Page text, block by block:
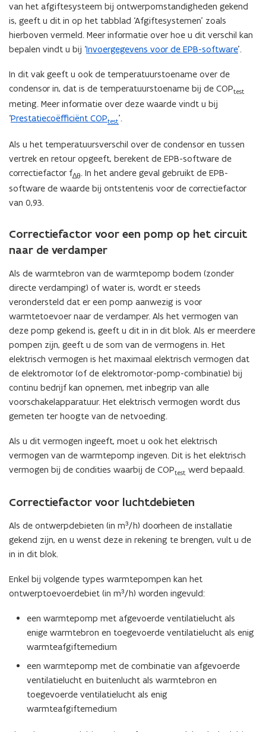
e
)
van het afgiftesysteem bij ontwerpomstandigheden gekend
is, geeft u dit in op het tabblad ‘Afgiftesystemen’ zoals
hierboven vermeld. Meer informatie over hoe u dit verschil kan
bepalen vindt u bij ‘Invoergegevens voor de EPB-software’.
In dit vak geeft u ook de temperatuurstoename over de
condensor in, dat is de temperatuurstoename bij de COPtest
meting. Meer informatie over deze waarde vindt u bij
‘Prestatiecoëfficiënt COPtest’.
Als u het temperatuursverschil over de condensor en tussen
vertrek en retour opgeeft, berekent de EPB-software de
correctiefactor f∆θ. In het andere geval gebruikt de EPB-
software de waarde bij ontstentenis voor de correctiefactor
van 0,93.
Correctiefactor voor een pomp op het circuit
naar de verdamper
Als de warmtebron van de warmtepomp bodem (zonder
directe verdamping) of water is, wordt er steeds
verondersteld dat er een pomp aanwezig is voor
warmtetoevoer naar de verdamper. Als het vermogen van
deze pomp gekend is, geeft u dit in in dit blok. Als er meerdere
pompen zijn, geeft u de som van de vermogens in. Het
elektrisch vermogen is het maximaal elektrisch vermogen dat
de elektromotor (of de elektromotor-pomp-combinatie) bij
continu bedrijf kan opnemen, met inbegrip van alle
voorschakelapparatuur. Het elektrisch vermogen wordt dus
gemeten ter hoogte van de netvoeding.
Als u dit vermogen ingeeft, moet u ook het elektrisch
vermogen van de warmtepomp ingeven. Dit is het elektrisch
vermogen bij de condities waarbij de COPtest werd bepaald.
Correctiefactor voor luchtdebieten
Als de ontwerpdebieten (in m³/h) doorheen de installatie
gekend zijn, en u wenst deze in rekening te brengen, vult u de
in in dit blok.
Enkel bij volgende types warmtepompen kan het
ontwerptoevoerdebiet (in m³/h) worden ingevuld:
een warmtepomp met afgevoerde ventilatielucht als
enige warmtebron en toegevoerde ventilatielucht als enig
warmteafgiftemedium
een warmtepomp met de combinatie van afgevoerde
ventilatielucht en buitenlucht als warmtebron en
toegevoerde ventilatielucht als enig
warmteafgiftemedium